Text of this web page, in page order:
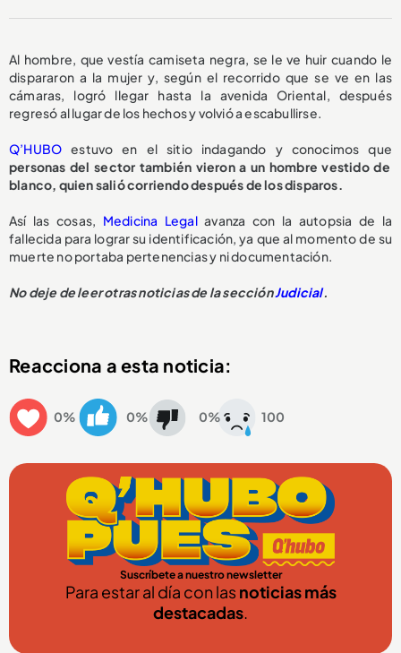
Al hombre, que vestía camiseta negra, se le ve huir cuando le
dispararon a la mujer y, según el recorrido que se ve en las
cámaras, logró llegar hasta la avenida Oriental, después
regresó al lugar de los hechos y volvió a escabullirse.
Q’HUBO estuvo en el sitio indagando y conocimos que
personas del sector también vieron a un hombre vestido de
blanco, quien salió corriendo después de los disparos.
Así las cosas, Medicina Legalavanza con la autopsia de la
fallecida para lograr su identificación, ya que al momento de su
muerte no portaba pertenencias y ni documentación.
No deje de leer otras noticias de la sección Judicial.
Reacciona a esta noticia:
0% 0% 0% 100
Suscríbete a nuestro newsletter
Para estar al día con lasnoticias más
destacadas